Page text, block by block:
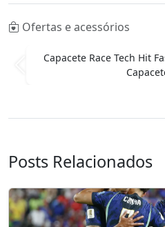
Ofertas e acessórios
Capacete Race Tech Hit
Capacete
Posts Relacionados